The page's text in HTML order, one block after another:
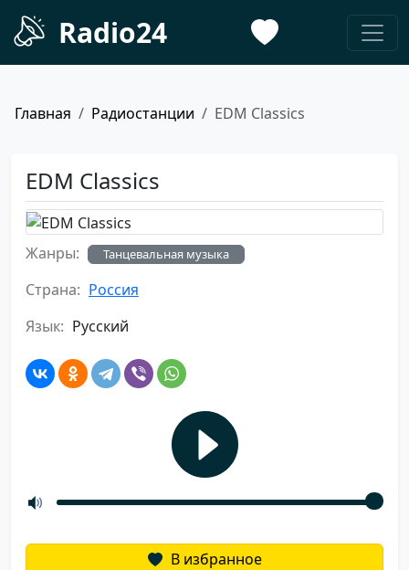
Radio24
Главная Радиостанции EDM Classics
EDM Classics
Жанры: Танцевальная музыка
Страна: Россия
Язык: Русский
В избранное